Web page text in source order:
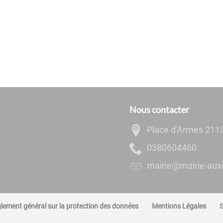
Nous contacter
Place d'Armes
0644060830
rf.ennoxua-
général sur la protection des données Mentions Légales